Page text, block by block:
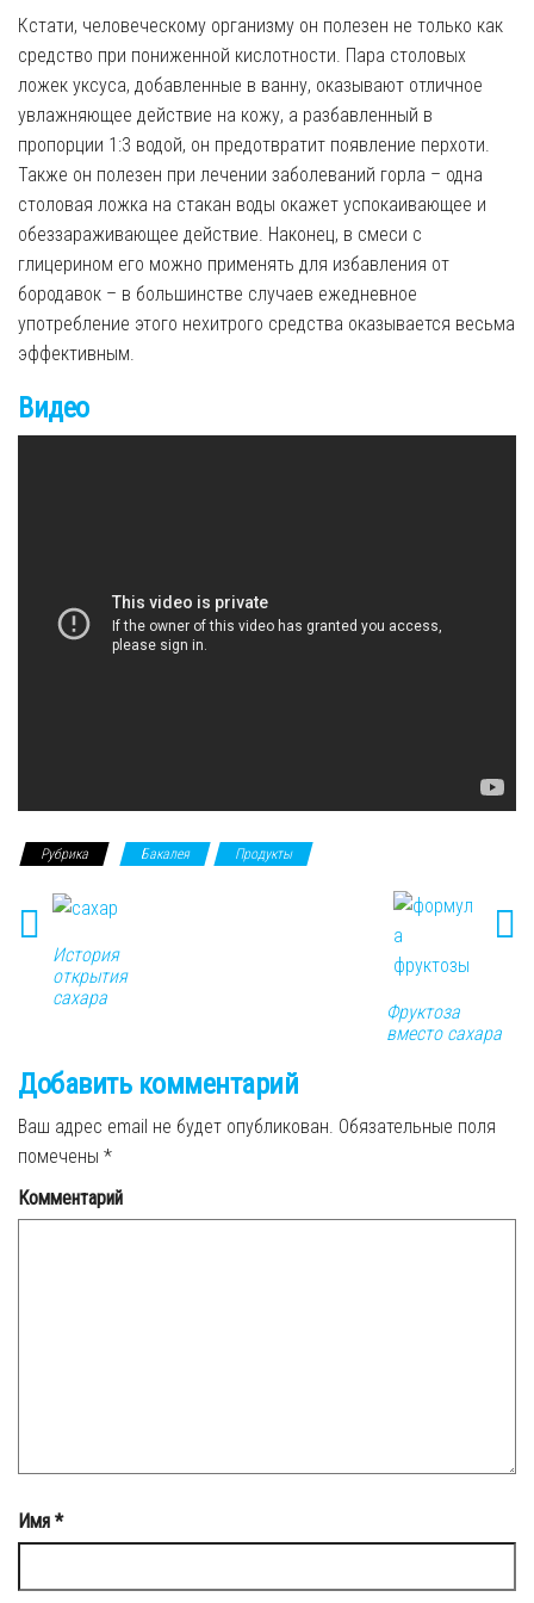
Кстати, человеческому организму он полезен не только как
средство при пониженной кислотности. Пара столовых
ложек уксуса, добавленные в ванну, оказывают отличное
увлажняющее действие на кожу, а разбавленный в
пропорции 1:3 водой, он предотвратит появление перхоти.
Также он полезен при лечении заболеваний горла – одна
столовая ложка на стакан воды окажет успокаивающее и
обеззараживающее действие. Наконец, в смеси с
глицерином его можно применять для избавления от
бородавок – в большинстве случаев ежедневное
употребление этого нехитрого средства оказывается весьма
эффективным.
Видео
Рубрика Бакалея Продукты
История
открытия
сахара
Фруктоза
вместо сахара
Добавить комментарий
Ваш адрес email не будет опубликован. Обязательные поля
помечены *
Комментарий
Имя *